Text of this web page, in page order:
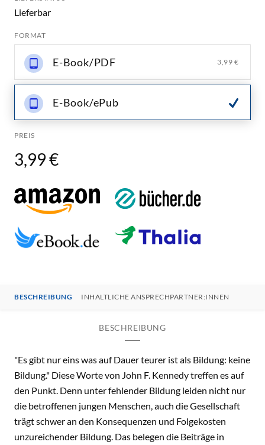
Lieferbar
FORMAT
E-Book/PDF 3,99 €
E-Book/ePub
PREIS
3,99 €
BESCHREIBUNG INHALTLICHE ANSPRECHPARTNER:INNEN
BESCHREIBUNG
"Es gibt nur eins was auf Dauer teurer ist als Bildung: keine
Bildung." Diese Worte von John F. Kennedy treffen es auf
den Punkt. Denn unter fehlender Bildung leiden nicht nur
die betroffenen jungen Menschen, auch die Gesellschaft
trägt schwer an den Konsequenzen und Folgekosten
unzureichender Bildung. Das belegen die Beiträge in